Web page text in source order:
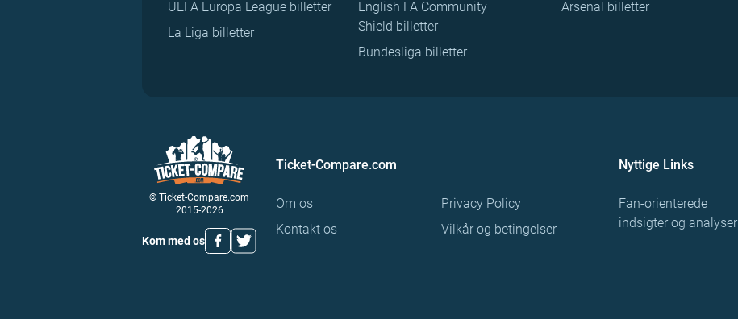
UEFA Europa League billetter
La Liga billetter
English FA Community
Shield billetter
Bundesliga billetter
Arsenal billetter
© Ticket-Compare.com
2015-2026
Kom med os
Ticket-Compare.com
Om os
Kontakt os
Privacy Policy
Vilkår og betingelser
Nyttige Links
Fan-orienterede
indsigter og analyser